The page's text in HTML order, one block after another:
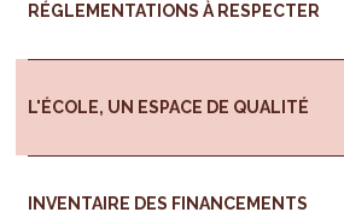
RÉGLEMENTATIONS À RESPECTER
L'ÉCOLE, UN ESPACE DE QUALITÉ
INVENTAIRE DES FINANCEMENTS